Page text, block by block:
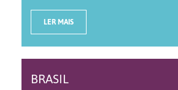
LER MAIS
BRASIL